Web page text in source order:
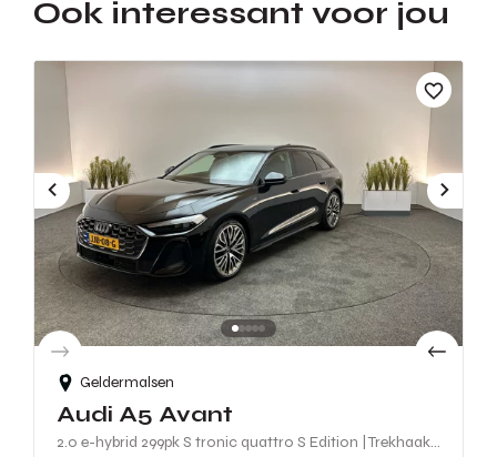
Ook interessant voor jou
Geldermalsen
Audi A5 Avant
2.0 e-hybrid 299pk S tronic quattro S Edition | Trekhaak Zwenkbaar, S Line, Park Assist, Optiekpakket zwart |